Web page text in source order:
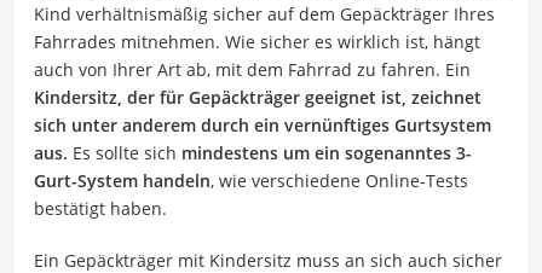
Kind verhältnismäßig sicher auf dem Gepäckträger Ihres
Fahrrades mitnehmen. Wie sicher es wirklich ist, hängt
auch von Ihrer Art ab, mit dem Fahrrad zu fahren. Ein
Kindersitz, der für Gepäckträger geeignet ist, zeichnet
sich unter anderem durch ein vernünftiges Gurtsystem
aus. Es sollte sich mindestens um ein sogenanntes 3-
Gurt-System handeln, wie verschiedene Online-Tests
bestätigt haben.
Ein Gepäckträger mit Kindersitz muss an sich auch sicher